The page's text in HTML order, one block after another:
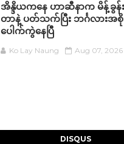
အိန္ဒိယကနေ ဟာဆီနာက မိန့်ခွန်း
တာနဲ့ ပတ်သက်ပြီး ဘင်္ဂလားအစို
ပေါက်ကွဲနေပြီ
Ko Lay Naung Aug 07, 2026
DISQUS